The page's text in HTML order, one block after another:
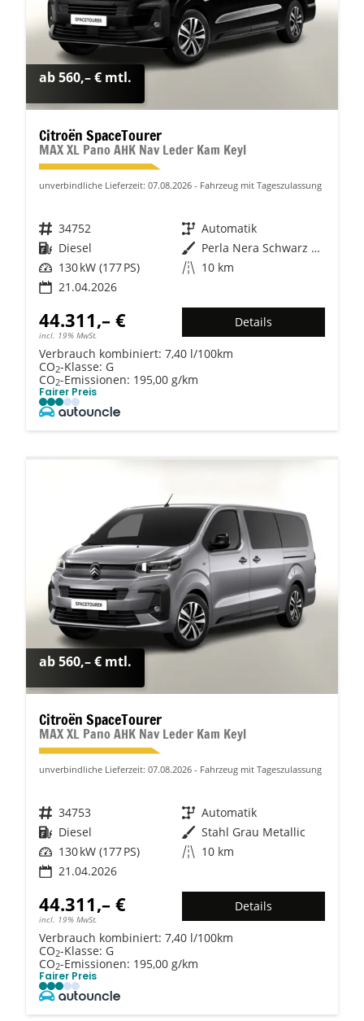
ab 560,– € mtl.
Citroën SpaceTourer
MAX XL Pano AHK Nav Leder Kam Keyl
unverbindliche Lieferzeit: 07.08.2026 Fahrzeug mit Tageszulassung
Fahrzeugnr. 34752 Getriebe Automatik
Kraftstoff Diesel Außenfarbe
Perla Nera Schwarz Metallic
Leistung 130 kW (177 PS) Kilometerstand 10 km
21.04.2026
44.311,– €
incl. 19% MwSt.
Details
Verbrauch kombiniert: 7,40 l/100km
CO2-Klasse: G
CO2-Emissionen: 195,00 g/km
Fairer Preis
ab 560,– € mtl.
Citroën SpaceTourer
MAX XL Pano AHK Nav Leder Kam Keyl
unverbindliche Lieferzeit: 07.08.2026 Fahrzeug mit Tageszulassung
Fahrzeugnr. 34753 Getriebe Automatik
Kraftstoff Diesel Außenfarbe Stahl Grau Metallic
Leistung 130 kW (177 PS) Kilometerstand 10 km
21.04.2026
44.311,– €
incl. 19% MwSt.
Details
Verbrauch kombiniert: 7,40 l/100km
CO2-Klasse: G
CO2-Emissionen: 195,00 g/km
Fairer Preis